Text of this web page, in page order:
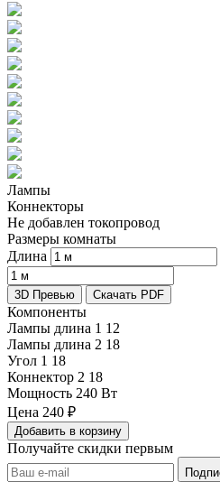
Лампы
Коннекторы
Не добавлен токопровод
Размеры комнаты
Длина
3D Превью Скачать PDF
Компоненты
Лампы длина 1 12
Лампы длина 2 18
Угол 1 18
Коннектор 2 18
Мощность 240 Вт
Цена 240 ₽
Добавить в корзину
Получайте скидки первым